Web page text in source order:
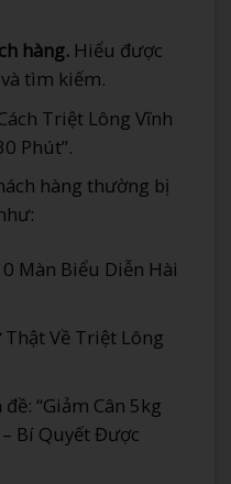
hàng.Hiểu được
tìm kiếm.
Triệt Lông Vĩnh
Phút”.
hàng thường bị
Màn Biểu Diễn Hài
Thật Về Triệt Lông
“Giảm Cân 5kg
Bí Quyết Được